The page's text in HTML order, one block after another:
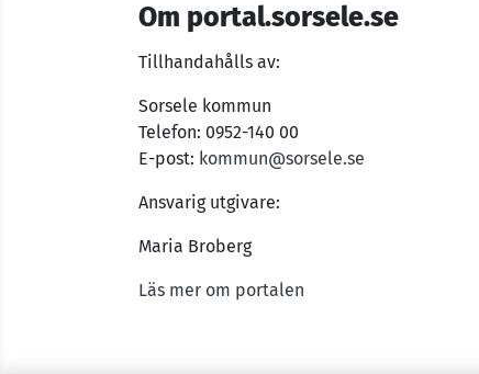
Om portal.sorsele.se
Tillhandahålls av:
Sorsele kommun
Telefon: 0952-140 00
E-post: kommun@sorsele.se
Ansvarig utgivare:
Maria Broberg
Läs mer om portalen